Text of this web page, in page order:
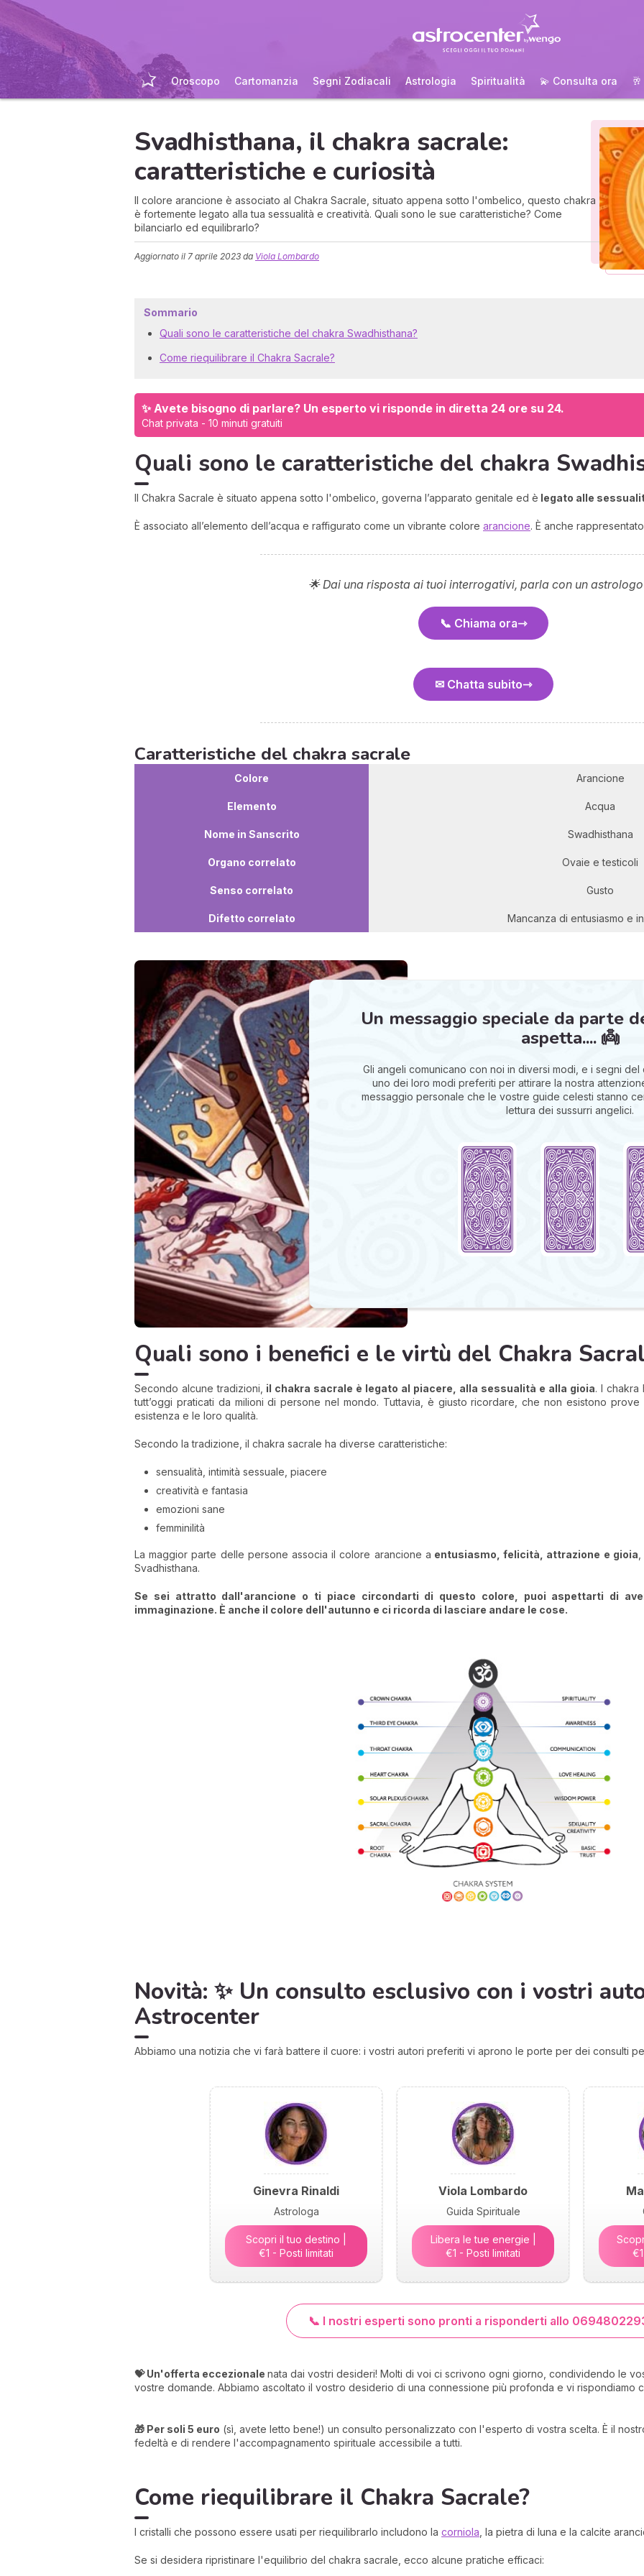
Oroscopo Cartomanzia Segni Zodiacali Astrologia Spiritualità 💫 Consulta ora
Svadhisthana, il chakra sacrale:
caratteristiche e curiosità
Il colore arancione è associato al Chakra Sacrale, situato appena sotto l'ombelico, questo chakra
è fortemente legato alla tua sessualità e creatività. Quali sono le sue caratteristiche? Come
bilanciarlo ed equilibrarlo?
Aggiornato il 7 aprile 2023 da Viola Lombardo
Sommario
Quali sono le caratteristiche del chakra Swadhisthana?
Come riequilibrare il Chakra Sacrale?
✨ Avete bisogno di parlare? Un esperto vi risponde in diretta 24 ore su 24.
Chat privata - 10 minuti gratuiti
Quali sono le caratteristiche del chakra
Il Chakra Sacrale è situato appena sotto l'ombelico, governa l’apparato genitale ed è legato alle
È associato all’elemento dell’acqua e raffigurato come un vibrante colore arancione. È anche
🌟 Dai una risposta ai tuoi interrogativi, parla con un
📞 Chiama ora
✉ Chatta subito
Caratteristiche del chakra sacrale
Colore Arancione
Elemento Acqua
Nome in Sanscrito Swadhisthana
Organo correlato Ovaie e testicoli
Senso correlato Gusto
Difetto correlato Mancanza di entusiasmo e
Un messaggio speciale da parte
aspetta.... 👼
Gli angeli comunicano con noi in diversi modi, e i segni
uno dei loro modi preferiti per attirare la nostra
messaggio personale che le vostre guide celesti stanno
lettura dei sussurri angelici.
Quali sono i benefici e le virtù del Chakra
Secondo alcune tradizioni, il chakra sacrale è legato al piacere, alla sessualità e alla gioia. I chakra
tutt’oggi praticati da milioni di persone nel mondo. Tuttavia, è giusto ricordare, che non esistono
esistenza e le loro qualità.
Secondo la tradizione, il chakra sacrale ha diverse caratteristiche:
sensualità, intimità sessuale, piacere
creatività e fantasia
emozioni sane
femminilità
La maggior parte delle persone associa il colore arancione a entusiasmo, felicità, attrazione e gioia,
Svadhisthana.
Se sei attratto dall'arancione o ti piace circondarti di questo colore, puoi aspettarti di
immaginazione. È anche il colore dell'autunno e ci ricorda di lasciare andare le cose.
Novità: ✨ Un consulto esclusivo con i vostri
Astrocenter
Abbiamo una notizia che vi farà battere il cuore: i vostri autori preferiti vi aprono le porte per dei consulti
Ginevra Rinaldi
Astrologa
Scopri il tuo destino |
€1 - Posti limitati
Viola Lombardo
Guida Spirituale
Libera le tue energie |
€1 - Posti limitati
📞 I nostri esperti sono pronti a risponderti allo
💝 Un'offerta eccezionale nata dai vostri desideri! Molti di voi ci scrivono ogni giorno, condividendo le
vostre domande. Abbiamo ascoltato il vostro desiderio di una connessione più profonda e vi rispondiamo
🎁 Per soli 5 euro (sì, avete letto bene!) un consulto personalizzato con l'esperto di vostra scelta. È il
fedeltà e di rendere l'accompagnamento spirituale accessibile a tutti.
Come riequilibrare il Chakra Sacrale?
I cristalli che possono essere usati per riequilibrarlo includono la corniola , la pietra di luna e la calcite
Se si desidera ripristinare l'equilibrio del chakra sacrale, ecco alcune pratiche efficaci: